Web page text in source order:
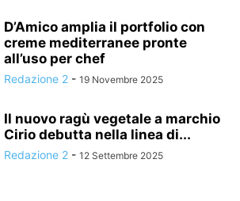
D’Amico amplia il portfolio con
creme mediterranee pronte
all’uso per chef
Redazione 2 - 19 Novembre 2025
Il nuovo ragù vegetale a marchio
Cirio debutta nella linea di...
Redazione 2 - 12 Settembre 2025